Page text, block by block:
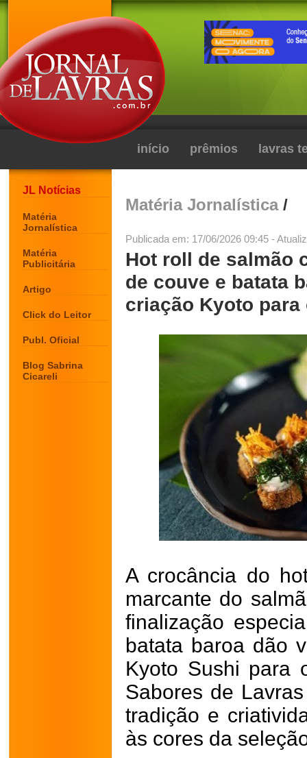
início prêmios lavras
JL Notícias
Matéria
Jornalística
Matéria
Publicitária
Artigo
Click do Leitor
Publ. Oficial
Blog Sabrina
Cicareli
Matéria Jornalística/
Publicada em: 17/06/2026 09:45 -
Hot roll de salmão
de couve e batata
criação Kyoto
A crocância do
marcante do
finalização
batata baroa dão
Kyoto Sushi para
Sabores de
tradição e
às cores da